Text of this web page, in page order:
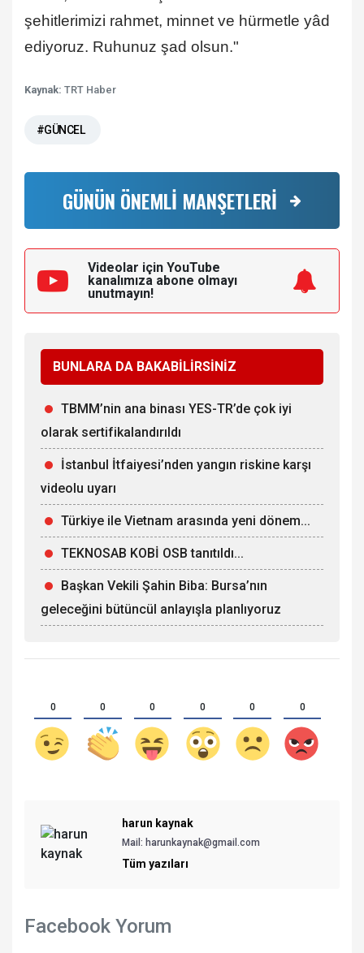
şehitlerimizi rahmet, minnet ve hürmetle yâd
ediyoruz. Ruhunuz şad olsun."
Kaynak: TRT Haber
#GÜNCEL
GÜNÜN ÖNEMLİ MANŞETLERİ
Videolar için YouTube
kanalımıza abone olmayı
unutmayın!
BUNLARA DA BAKABİLİRSİNİZ
TBMM’nin ana binası YES-TR’de çok iyi
olarak sertifikalandırıldı
İstanbul İtfaiyesi’nden yangın riskine karşı
videolu uyarı
Türkiye ile Vietnam arasında yeni dönem...
TEKNOSAB KOBİ OSB tanıtıldı...
Başkan Vekili Şahin Biba: Bursa’nın
geleceğini bütüncül anlayışla planlıyoruz
0 0 0 0 0 0
harun kaynak
Mail: harunkaynak@gmail.com
Tüm yazıları
Facebook Yorum